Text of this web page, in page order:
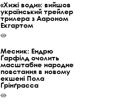
«Хижі води»: вийшов
український трейлер
трилера з Аароном
Екгартом
Месник: Ендрю
Ґарфілд очолить
масштабне народне
повстання в новому
екшені Пола
Ґрінґрасса